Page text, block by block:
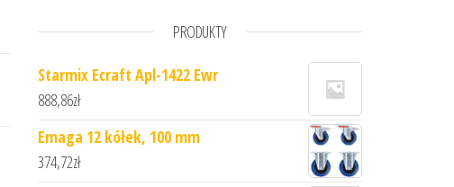
PRODUKTY
Starmix Ecraft Apl-1422 Ewr
888,86zł
Emaga 12 kółek, 100 mm
374,72zł